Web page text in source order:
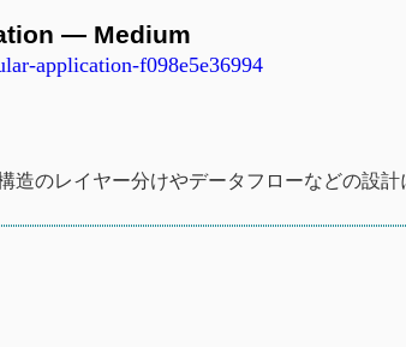
— Medium
application-f098e5e36994
造のレイヤー分けやデータフローなどの設計